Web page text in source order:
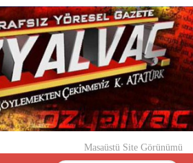
Masaüstü Site Görünümü